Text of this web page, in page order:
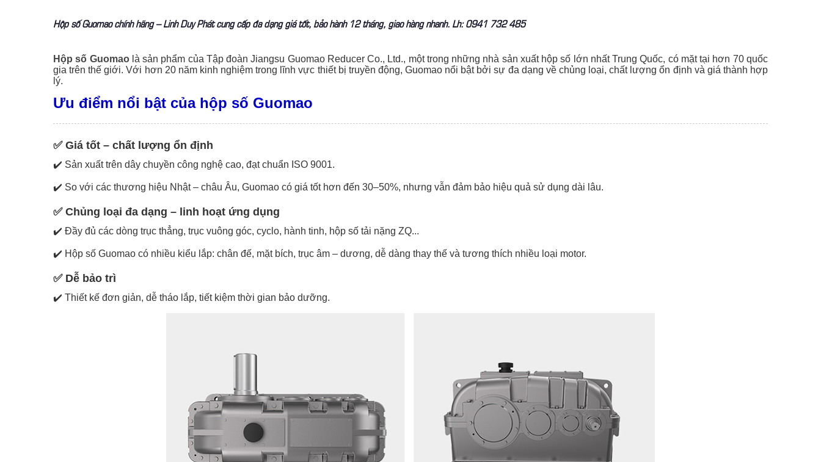
Hộp số Guomao chính hãng – Linh Duy Phát cung cấp đa dạng giá tốt, bảo hành 12 tháng, giao hàng nhanh. Lh: 0941 732 485
Hộp số Guomaolà sản phẩm của Tập đoàn Jiangsu Guomao Reducer Co., Ltd., một trong những nhà sản xuất hộp số lớn nhất Trung Quốc, có mặt tại hơn 70 quốc
gia trên thế giới. Với hơn 20 năm kinh nghiệm trong lĩnh vực thiết bị truyền động, Guomao nổi bật bởi sự đa dạng về chủng loại, chất lượng ổn định và giá thành hợp
lý.
Ưu điểm nổi bật của hộp số Guomao
✅ Giá tốt – chất lượng ổn định
✔️ Sản xuất trên dây chuyền công nghệ cao, đạt chuẩn ISO 9001.
✔️ So với các thương hiệu Nhật – châu Âu, Guomao có giá tốt hơn đến 30–50%, nhưng vẫn đảm bảo hiệu quả sử dụng dài lâu.
✅ Chủng loại đa dạng – linh hoạt ứng dụng
✔️ Đầy đủ các dòng trục thẳng, trục vuông góc, cyclo, hành tinh, hộp số tải nặng ZQ...
✔️ Hộp số Guomao có nhiều kiểu lắp: chân đế, mặt bích, trục âm – dương, dễ dàng thay thế và tương thích nhiều loại motor.
✅ Dễ bảo trì
✔️ Thiết kế đơn giản, dễ tháo lắp, tiết kiệm thời gian bảo dưỡng.